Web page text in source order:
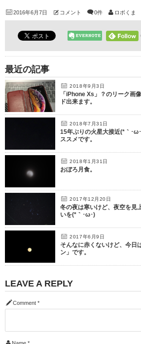
2016年6月7日 コメント 0件 ロボくま
最近の記事
2018年9月3日
「iPhone Xs」？のリーク画
ド出来ます。
2018年7月31日
15年ぶりの火星大接近(*｀･ω
ススメです。
2018年1月31日
おぼろ月食。
2017年12月20日
冬の夜は寒いけど、夜空を見
いを(*｀･ω･)ゞ
2017年6月9日
そんなに赤くないけど、今日
ン」です。
LEAVE A REPLY
Comment *
Name *